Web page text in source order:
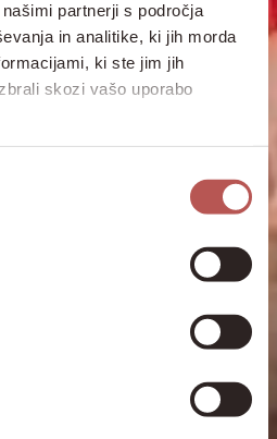
partnerji s področja
in analitike, ki jih morda
ki ste jim jih
skozi vašo uporabo